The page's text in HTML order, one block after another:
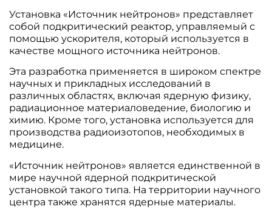
Установка «Источник нейтронов» представляет
собой подкритический реактор, управляемый с
помощью ускорителя, который используется в
качестве мощного источника нейтронов.
Эта разработка применяется в широком спектре
научных и прикладных исследований в
различных областях, включая ядерную физику,
радиационное материаловедение, биологию и
химию. Кроме того, установка используется для
производства радиоизотопов, необходимых в
медицине.
«Источник нейтронов» является единственной в
мире научной ядерной подкритической
установкой такого типа. На территории научного
центра также хранятся ядерные материалы.